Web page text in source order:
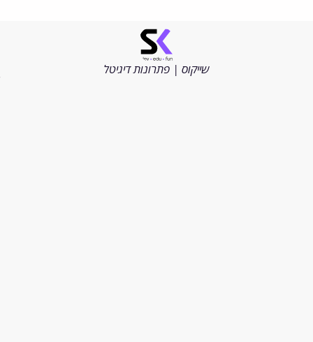
שייקוס | פתרונות דיגיטל
שמורות